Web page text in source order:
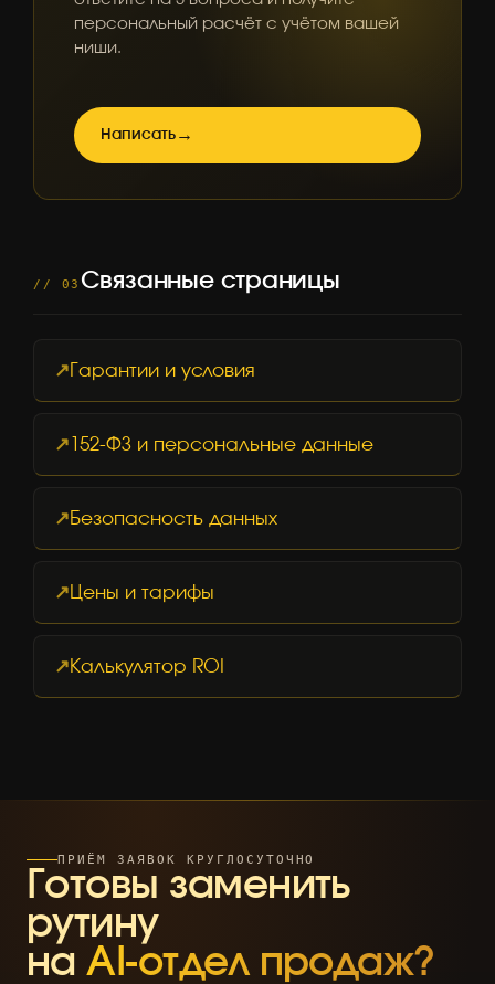
персональный расчёт с учётом вашей
ниши.
Написать
// 03 Связанные страницы
Гарантии и условия
152-ФЗ и персональные данные
Безопасность данных
Цены и тарифы
Калькулятор ROI
ПРИЁМ ЗАЯВОК КРУГЛОСУТОЧНО
Готовы заменить
рутину
на AI-отдел продаж?